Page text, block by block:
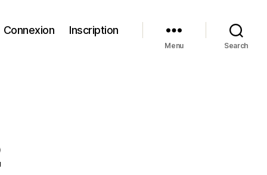
Connexion Inscription
Menu Search